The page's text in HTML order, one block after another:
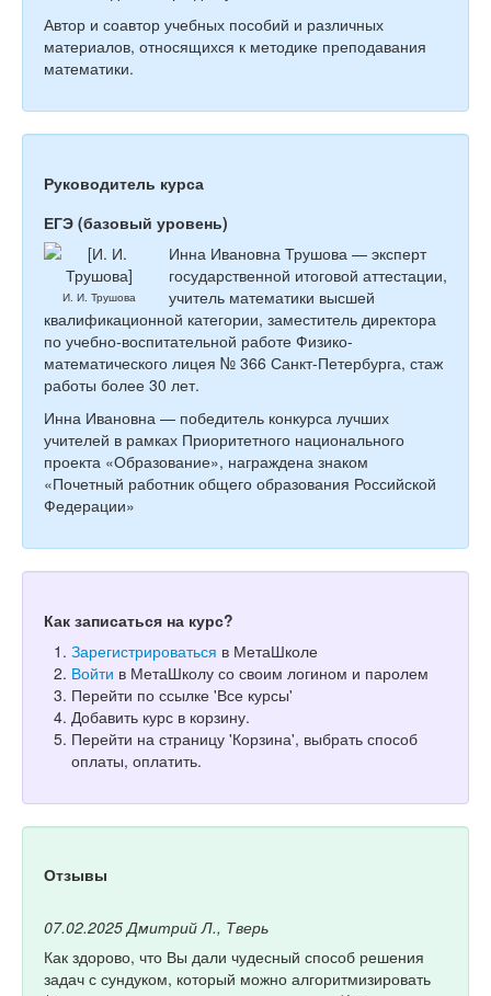
Автор и соавтор учебных пособий и различных
материалов, относящихся к методике преподавания
математики.
Руководитель курса
ЕГЭ (базовый уровень)
И. И. Трушова
Инна Ивановна Трушова — эксперт
государственной итоговой аттестации,
учитель математики высшей
квалификационной категории, заместитель директора
по учебно-воспитательной работе Физико-
математического лицея № 366 Санкт-Петербурга, стаж
работы более 30 лет.
Инна Ивановна — победитель конкурса лучших
учителей в рамках Приоритетного национального
проекта «Образование», награждена знаком
«Почетный работник общего образования Российской
Федерации»
Как записаться на курс?
Зарегистрироваться в МетаШколе
Войти в МетаШколу со своим логином и паролем
Перейти по ссылке 'Все курсы'
Добавить курс в корзину.
Перейти на страницу 'Корзина', выбрать способ
оплаты, оплатить.
Отзывы
07.02.2025Дмитрий Л., Тверь
Как здорово, что Вы дали чудесный способ решения
задач с сундуком, который можно алгоритмизировать